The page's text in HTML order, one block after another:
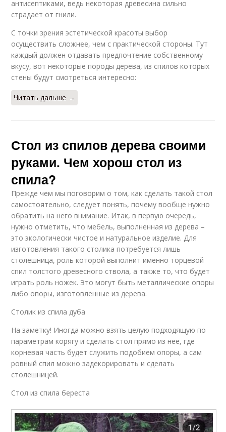
антисептиками, ведь некоторая древесина сильно
страдает от гнили.
С точки зрения эстетической красоты выбор
осуществить сложнее, чем с практической стороны. Тут
каждый должен отдавать предпочтение собственному
вкусу, вот некоторые породы дерева, из спилов которых
стены будут смотреться интересно:
Читать дальше →
Стол из спилов дерева своими
руками. Чем хорош стол из
спила?
Прежде чем мы поговорим о том, как сделать такой стол
самостоятельно, следует понять, почему вообще нужно
обратить на него внимание. Итак, в первую очередь,
нужно отметить, что мебель, выполненная из дерева –
это экологически чистое и натуральное изделие. Для
изготовления такого столика потребуется лишь
столешница, роль которой выполнит именно торцевой
спил толстого древесного ствола, а также то, что будет
играть роль ножек. Это могут быть металлические опоры
либо опоры, изготовленные из дерева.
Столик из спила дуба
На заметку! Иногда можно взять целую подходящую по
параметрам корягу и сделать стол прямо из нее, где
корневая часть будет служить подобием опоры, а сам
ровный спил можно задекорировать и сделать
столешницей.
Стол из спила береста